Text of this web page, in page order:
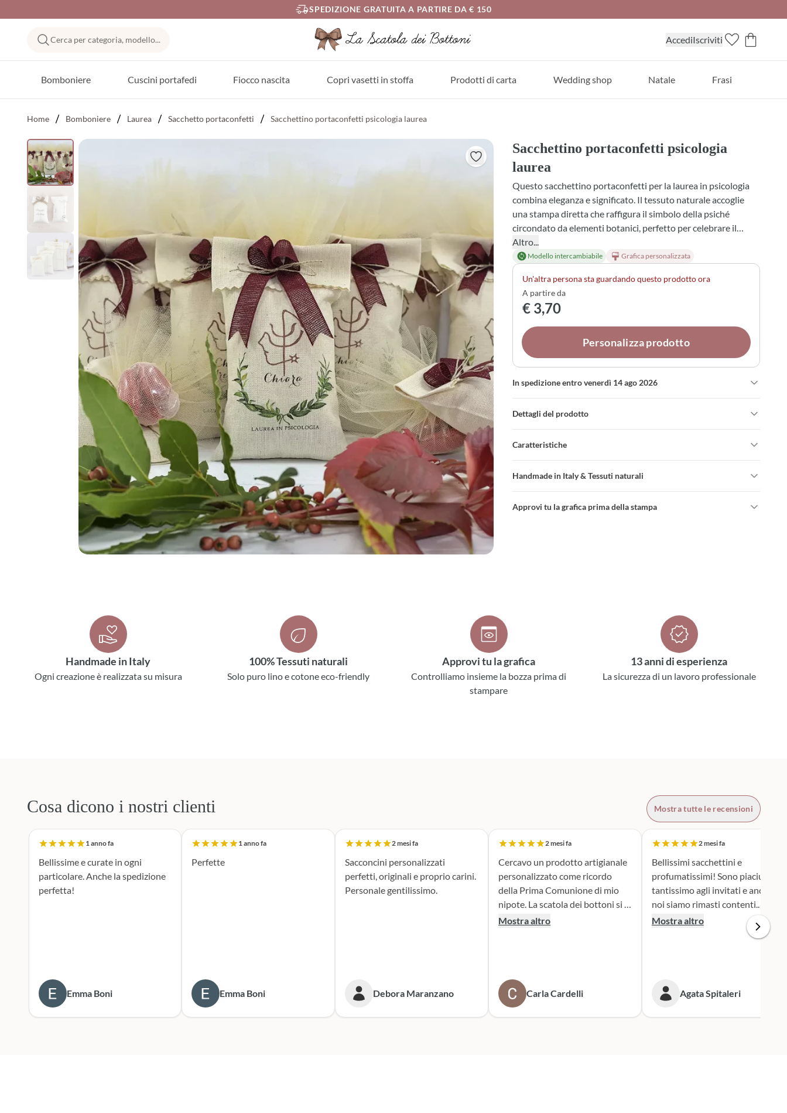
SPEDIZIONE GRATUITA A PARTIRE DA € 150
Cerca per categoria, modello... AccediIscriviti
Bomboniere Cuscini portafedi Fiocco nascita Copri vasetti in stoffa Prodotti di carta Wedding shop Natale Frasi
Home Bomboniere Laurea Sacchetto portaconfetti Sacchettino portaconfetti psicologia laurea
Sacchettino portaconfetti psicologia
laurea
Questo sacchettino portaconfetti per la laurea in psicologia
combina eleganza e significato. Il tessuto naturale accoglie
una stampa diretta che raffigura il simbolo della psiché
circondato da elementi botanici, perfetto per celebrare il
conseguimento della laurea. Scegli tra diverse profumazioni,
tessuti e combinazioni di confetti per personalizzare ogni
dettaglio secondo il tuo stile.
Altro...
Modello intercambiabile Grafica personalizzata
Un'altra persona sta guardando questo prodotto ora
A partire da
€ 3,70
Personalizza prodotto
In spedizione entro venerdì 14 ago 2026
Dettagli del prodotto
Caratteristiche
Handmade in Italy & Tessuti naturali
Approvi tu la grafica prima della stampa
Handmade in Italy
Ogni creazione è realizzata su misura
100% Tessuti naturali
Solo puro lino e cotone eco-friendly
Approvi tu la grafica
Controlliamo insieme la bozza prima di
stampare
13 anni di esperienza
La sicurezza di un lavoro professionale
Cosa dicono i nostri clienti Mostra tutte le recensioni
1 anno fa
Bellissime e curate in ogni
particolare. Anche la spedizione
perfetta!
Emma Boni
1 anno fa
Perfette
Emma Boni
2 mesi fa
Sacconcini personalizzati
perfetti, originali e proprio carini.
Personale gentilissimo.
Debora Maranzano
2 mesi fa
Cercavo un prodotto artigianale
personalizzato come ricordo
della Prima Comunione di mio
nipote. La scatola dei bottoni si è
rivelata la scelta perfetta. Il
tenero e accattivante e ne sono
entusiasta. Mi rivolgerò
sicuramente a loro per le
Mostra altro
Carla Cardelli
2 mesi fa
Bellissimi sacchettini e
profumatissimi! Sono piaciuti
tantissimo agli invitati e anche
noi siamo rimasti contenti.
Consigliato!
Mostra altro
Agata Spitaleri